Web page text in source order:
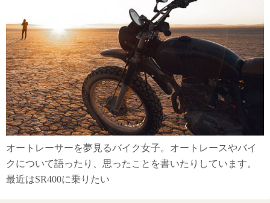
ジ
送
り
オートレーサーを夢見るバイク女子。オートレースやバイ
クについて語ったり、思ったことを書いたりしています。
最近はSR400に乗りたい